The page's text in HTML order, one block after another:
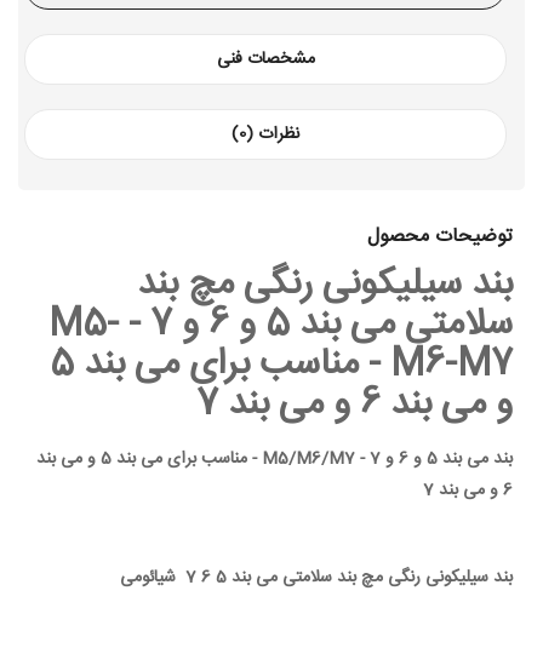
مشخصات فنی
نظرات (0)
توضیحات محصول
بند سیلیکونی رنگی مچ بند
سلامتی می بند 5 و 6 و 7 - M5-
M6-M7 - مناسب برای می بند 5
و می بند 6 و می بند 7
بند می بند 5 و 6 و 7 - M5/M6/M7 - مناسب برای می بند 5 و می بند
6 و می بند 7
بند سیلیکونی رنگی مچ بند سلامتی می بند 5 6 7 شیائومی